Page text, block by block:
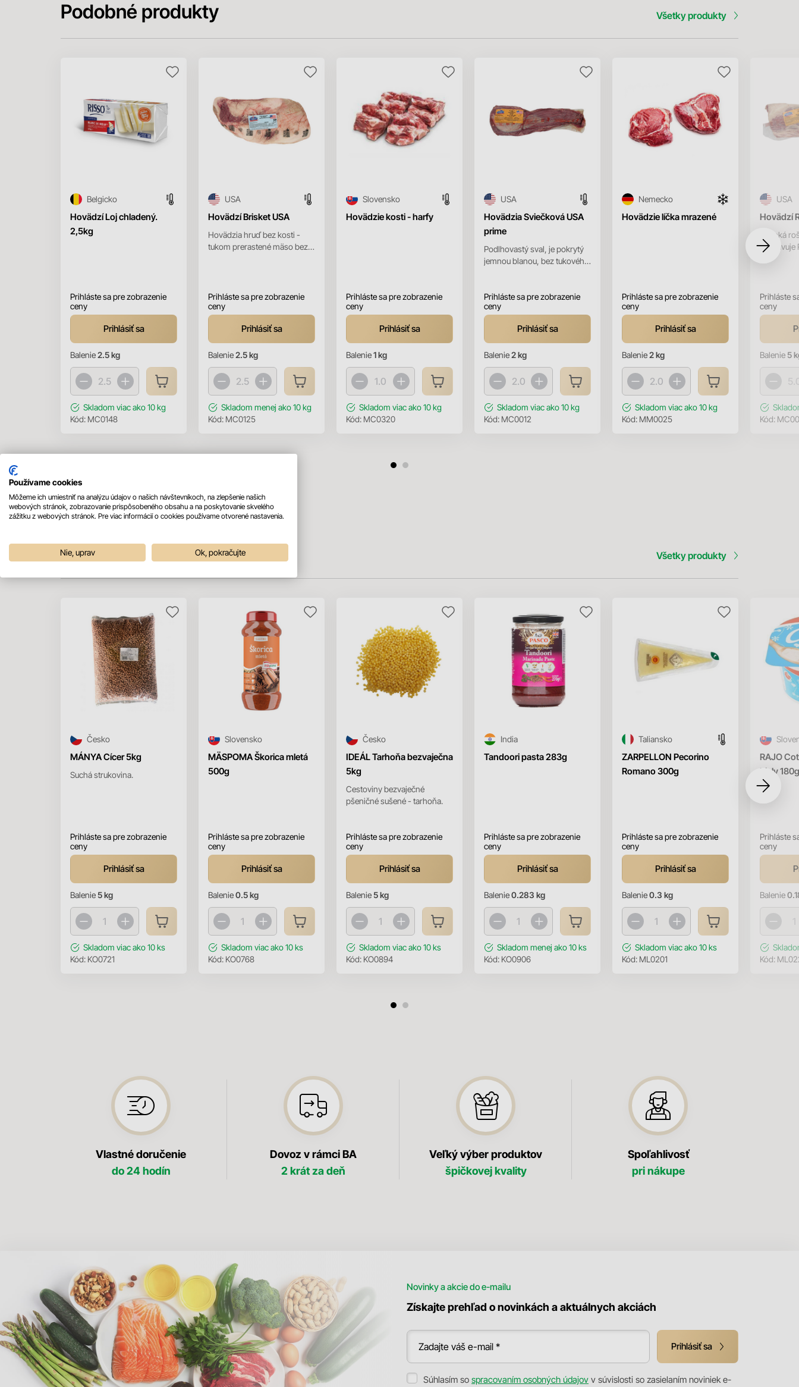
Podobné produkty Všetky produkty
Hovädzí Loj chladený.
2,5kg
Belgicko
Prihláste sa pre zobrazenie
ceny
Prihlásiť sa
Balenie2.5 kg
Skladom viac ako 10 kg
Kód: MC0148
Hovädzí Brisket USA
Hovädzia hruď bez kosti -
tukom prerastené mäso bez
USA
Prihláste sa pre zobrazenie
ceny
Prihlásiť sa
Balenie2.5 kg
Skladom menej ako 10 kg
Kód: MC0125
Hovädzie kosti - harfy
Slovensko
Prihláste sa pre zobrazenie
ceny
Prihlásiť sa
Balenie1 kg
Skladom viac ako 10 kg
Kód: MC0320
Hovädzia Sviečková USA
prime
Podlhovastý sval, je pokrytý
jemnou blanou, bez tukového
USA
Prihláste sa pre zobrazenie
ceny
Prihlásiť sa
Balenie2 kg
Skladom viac ako 10 kg
Kód: MC0012
Hovädzie líčka mrazené
Nemecko
Prihláste sa pre zobrazenie
ceny
Prihlásiť sa
Balenie2 kg
Skladom viac ako 10 kg
Kód: MM0025
Hovädzí
Vysoká
pripravuje
USA
Prihláste
ceny
Balenie 5
Kód:
Mohlo by sa vám páčiť Všetky produkty
MÁNYA Cícer 5kg
Suchá strukovina.
Česko
Prihláste sa pre zobrazenie
ceny
Prihlásiť sa
Balenie5 kg
Skladom viac ako 10 ks
Kód: KO0721
MÄSPOMA Škorica mletá
500g
Slovensko
Prihláste sa pre zobrazenie
ceny
Prihlásiť sa
Balenie0.5 kg
Skladom viac ako 10 ks
Kód: KO0768
IDEÁL Tarhoňa bezvaječna
5kg
Cestoviny bezvaječné
pšeničné sušené - tarhoňa.
Česko
Prihláste sa pre zobrazenie
ceny
Prihlásiť sa
Balenie5 kg
Skladom viac ako 10 ks
Kód: KO0894
Tandoori pasta 283g
India
Prihláste sa pre zobrazenie
ceny
Prihlásiť sa
Balenie0.283 kg
Skladom menej ako 10 ks
Kód: KO0906
ZARPELLON Pecorino
Romano 300g
Taliansko
Prihláste sa pre zobrazenie
ceny
Prihlásiť sa
Balenie0.3 kg
Skladom viac ako 10 ks
Kód: ML0201
RAJO
biely 180g
Prihláste
ceny
Balenie
Kód:
Vlastné doručenie
do 24 hodín
Dovoz v rámci BA
2 krát za deň
Veľký výber produktov
špičkovej kvality
Spoľahlivosť
pri nákupe
Novinky a akcie do e-mailu
Získajte prehľad o novinkách a aktuálnych akciách
Zadajte váš e-mail * Prihlásiť sa
Súhlasím so spracovaním osobných údajov v súvislosti so zasielaním noviniek e-
Používame cookies
Môžeme ich umiestniť na analýzu údajov o našich návštevníkoch, na zlepšenie našich
webových stránok, zobrazovanie prispôsobeného obsahu a na poskytovanie skvelého
zážitku z webových stránok. Pre viac informácií o cookies používame otvorené nastavenia.
Nie, uprav Ok, pokračujte